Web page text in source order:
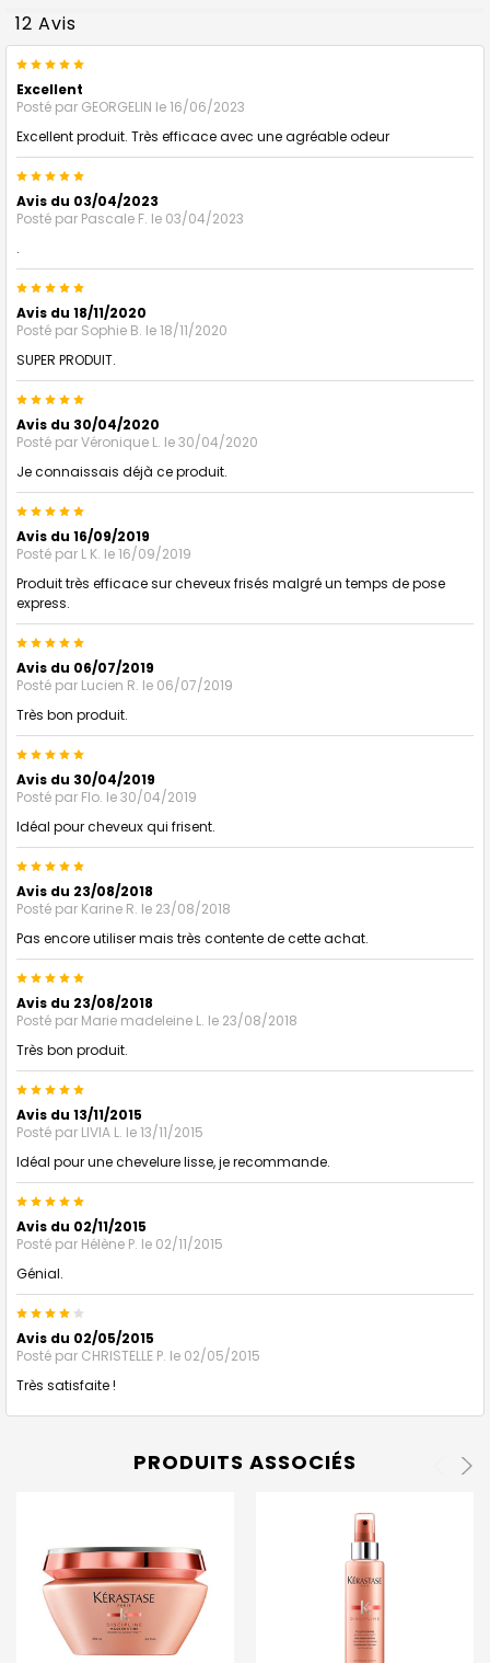
12 Avis
5
Excellent
Posté par GEORGELIN le 16/06/2023
Excellent produit. Très efficace avec une agréable odeur
5
Avis du 03/04/2023
Posté par Pascale F. le 03/04/2023
.
5
Avis du 18/11/2020
Posté par Sophie B. le 18/11/2020
SUPER PRODUIT.
5
Avis du 30/04/2020
Posté parVéronique L. le 30/04/2020
Je connaissais déjà ce produit.
5
Avis du 16/09/2019
Posté par L K. le 16/09/2019
Produit très efficace sur cheveux frisés malgré un temps de pose
express.
5
Avis du 06/07/2019
Posté par Lucien R. le 06/07/2019
Très bon produit.
5
Avis du 30/04/2019
Posté par Flo. le 30/04/2019
Idéal pour cheveux qui frisent.
5
Avis du 23/08/2018
Posté par Karine R. le 23/08/2018
Pas encore utiliser mais très contente de cette achat.
5
Avis du 23/08/2018
Posté par Marie madeleine L. le 23/08/2018
Très bon produit.
5
Avis du 13/11/2015
Posté par LIVIA L. le 13/11/2015
Idéal pour une chevelure lisse, je recommande.
5
Avis du 02/11/2015
Posté par Hélène P. le 02/11/2015
Génial.
Avis du 02/05/2015
Posté par CHRISTELLE P. le 02/05/2015
Très satisfaite !
PRODUITS ASSOCIÉS